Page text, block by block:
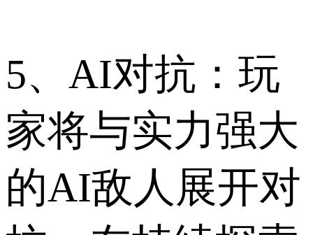
5、AI对抗：玩
家将与实力强大
的AI敌人展开对